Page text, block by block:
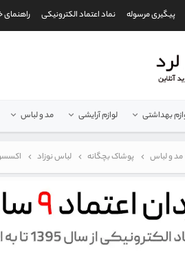
پیگیری مرسوله نماد اعتماد الکترونیکی راهنمای
بهداشتی لوازم آرایشی مد و لباس
مد و لباس پوشاک بچگانه لباس نوزاد